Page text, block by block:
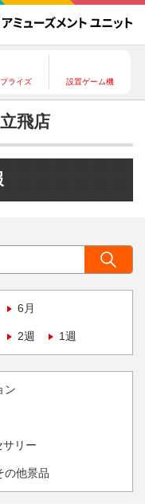
ライズ 設置ゲーム機
飛店
6月
2週 1週
ン
サリー
の他景品